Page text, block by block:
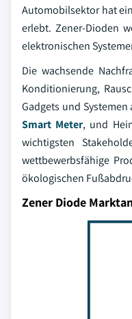
Automobilsektor hat
erlebt. Zener-Dioden
elektronischen
Die wachsende
Konditionierung,
Gadgets und
Smart Meter, und
wichtigsten
wettbewerbsfähige
ökologischen
Zener Diode